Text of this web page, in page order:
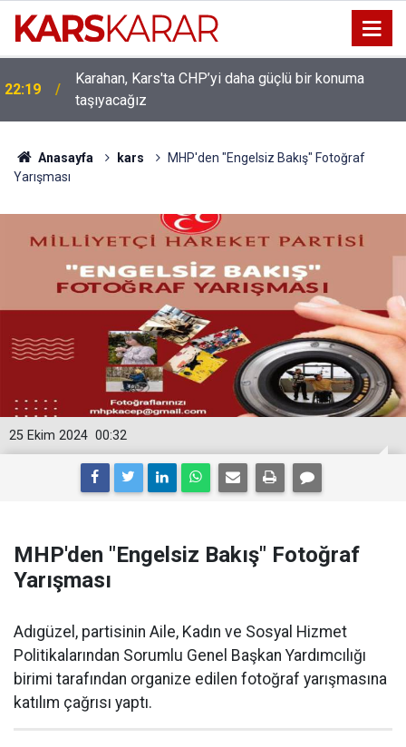
16:15
Uludaşdemir, YENİ Parti’nin kurucu il başkanlığı
görevine getirildi
Anasayfa kars
MHP'den "Engelsiz Bakış" Fotoğraf
Yarışması
00:32
25 Ekim 2024
MHP'den "Engelsiz Bakış" Fotoğraf
Yarışması
Adıgüzel, partisinin Aile, Kadın ve Sosyal Hizmet
Politikalarından Sorumlu Genel Başkan Yardımcılığı
birimi tarafından organize edilen fotoğraf yarışmasına
katılım çağrısı yaptı.